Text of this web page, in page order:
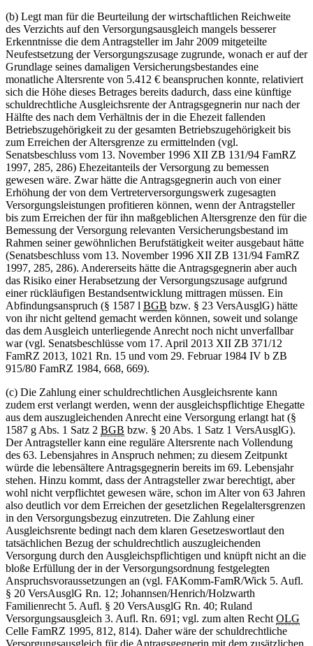
(b) Legt man für die Beurteilung der wirtschaftlichen Reichweite
des Verzichts auf den Versorgungsausgleich mangels besserer
Erkenntnisse die dem Antragsteller im Jahr 2009 mitgeteilte
Neufestsetzung der Versorgungszusage zugrunde, wonach er auf der
Grundlage seines damaligen Versicherungsbestandes eine
monatliche Altersrente von 5.412 € beanspruchen konnte, relativiert
sich die Höhe dieses Betrages bereits dadurch, dass eine künftige
schuldrechtliche Ausgleichsrente der Antragsgegnerin nur nach der
Hälfte des nach dem Verhältnis der in die Ehezeit fallenden
Betriebszugehörigkeit zu der gesamten Betriebszugehörigkeit bis
zum Erreichen der Altersgrenze zu ermittelnden (vgl.
Senatsbeschluss vom 13. November 1996 XII ZB 131/94 FamRZ
1997, 285, 286) Ehezeitanteils der Versorgung zu bemessen
gewesen wäre. Zwar hätte die Antragsgegnerin auch von einer
Erhöhung der von dem Vertreterversorgungswerk zugesagten
Versorgungsleistungen profitieren können, wenn der Antragsteller
bis zum Erreichen der für ihn maßgeblichen Altersgrenze den für die
Bemessung der Versorgung relevanten Versicherungsbestand im
Rahmen seiner gewöhnlichen Berufstätigkeit weiter ausgebaut hätte
(Senatsbeschluss vom 13. November 1996 XII ZB 131/94 FamRZ
1997, 285, 286). Andererseits hätte die Antragsgegnerin aber auch
das Risiko einer Herabsetzung der Versorgungszusage aufgrund
einer rückläufigen Bestandsentwicklung mittragen müssen. Ein
Abfindungsanspruch (§ 1587 l BGB bzw. § 23 VersAusglG) hätte
von ihr nicht geltend gemacht werden können, soweit und solange
das dem Ausgleich unterliegende Anrecht noch nicht unverfallbar
war (vgl. Senatsbeschlüsse vom 17. April 2013 XII ZB 371/12
FamRZ 2013, 1021 Rn. 15 und vom 29. Februar 1984 IV b ZB
915/80 FamRZ 1984, 668, 669).
(c) Die Zahlung einer schuldrechtlichen Ausgleichsrente kann
zudem erst verlangt werden, wenn der ausgleichspflichtige Ehegatte
aus dem auszugleichenden Anrecht eine Versorgung erlangt hat (§
1587 g Abs. 1 Satz 2 BGB bzw. § 20 Abs. 1 Satz 1 VersAusglG).
Der Antragsteller kann eine reguläre Altersrente nach Vollendung
des 63. Lebensjahres in Anspruch nehmen; zu diesem Zeitpunkt
würde die lebensältere Antragsgegnerin bereits im 69. Lebensjahr
stehen. Hinzu kommt, dass der Antragsteller zwar berechtigt, aber
wohl nicht verpflichtet gewesen wäre, schon im Alter von 63 Jahren
also deutlich vor dem Erreichen der gesetzlichen Regelaltersgrenzen
in den Versorgungsbezug einzutreten. Die Zahlung einer
Ausgleichsrente bedingt nach dem klaren Gesetzeswortlaut den
tatsächlichen Bezug der schuldrechtlich auszugleichenden
Versorgung durch den Ausgleichspflichtigen und knüpft nicht an die
bloße Erfüllung der in der Versorgungsordnung festgelegten
Anspruchsvoraussetzungen an (vgl. FAKomm-FamR/Wick 5. Aufl.
§ 20 VersAusglG Rn. 12; Johannsen/Henrich/Holzwarth
Familienrecht 5. Aufl. § 20 VersAusglG Rn. 40; Ruland
Versorgungsausgleich 3. Aufl. Rn. 691; vgl. zum alten RechtOLG
Celle FamRZ 1995, 812, 814). Daher wäre der schuldrechtliche